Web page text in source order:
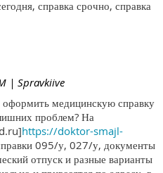
справка срочно, справка
| Spravkiive
медицинскую справку
проблем? На
https://doktor-smajl-
095/у, 027/у, документы
отпуск и разные варианты